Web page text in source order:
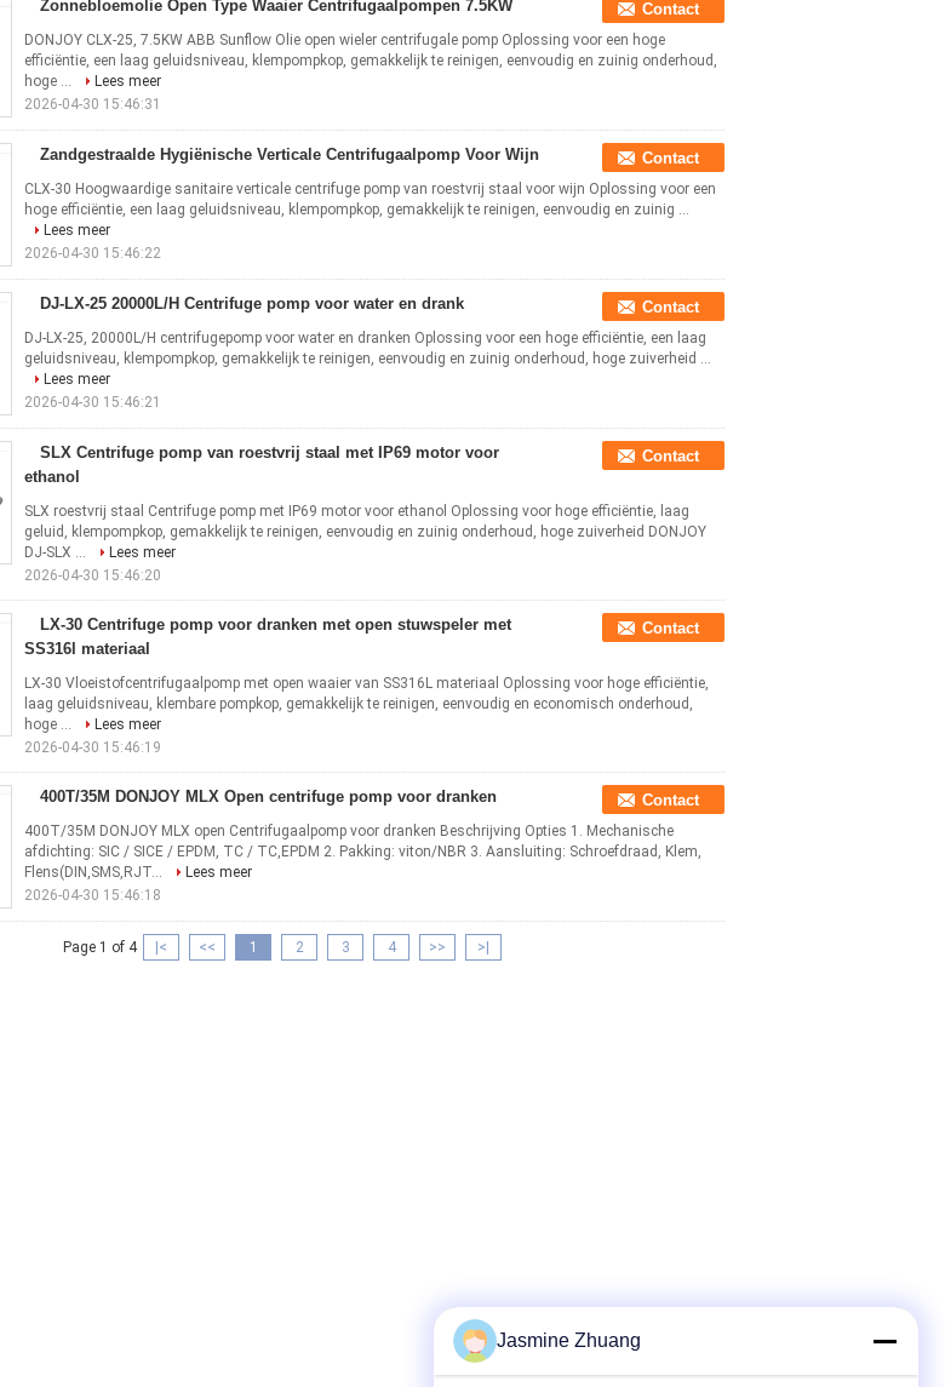
Zonnebloemolie Open Type Waaier Centrifugaalpompen 7.5KW Contact
DONJOY CLX-25, 7.5KW ABB Sunflow Olie open wieler centrifugale pomp Oplossing voor een hoge
efficiëntie, een laag geluidsniveau, klempompkop, gemakkelijk te reinigen, eenvoudig en zuinig onderhoud,
hoge ...
Lees meer
2026-04-30 15:46:31
Zandgestraalde Hygiënische Verticale Centrifugaalpomp Voor Wijn Contact
CLX-30 Hoogwaardige sanitaire verticale centrifuge pomp van roestvrij staal voor wijn Oplossing voor een
hoge efficiëntie, een laag geluidsniveau, klempompkop, gemakkelijk te reinigen, eenvoudig en zuinig ...
Lees meer
2026-04-30 15:46:22
DJ-LX-25 20000L/H Centrifuge pomp voor water en drank Contact
DJ-LX-25, 20000L/H centrifugepomp voor water en dranken Oplossing voor een hoge efficiëntie, een laag
geluidsniveau, klempompkop, gemakkelijk te reinigen, eenvoudig en zuinig onderhoud, hoge zuiverheid ...
Lees meer
2026-04-30 15:46:21
SLX Centrifuge pomp van roestvrij staal met IP69 motor voor
ethanol
Contact
SLX roestvrij staal Centrifuge pomp met IP69 motor voor ethanol Oplossing voor hoge efficiëntie, laag
geluid, klempompkop, gemakkelijk te reinigen, eenvoudig en zuinig onderhoud, hoge zuiverheid DONJOY
DJ-SLX ...
Lees meer
2026-04-30 15:46:20
LX-30 Centrifuge pomp voor dranken met open stuwspeler met
SS316l materiaal
Contact
LX-30 Vloeistofcentrifugaalpomp met open waaier van SS316L materiaal Oplossing voor hoge efficiëntie,
laag geluidsniveau, klembare pompkop, gemakkelijk te reinigen, eenvoudig en economisch onderhoud,
hoge ...
Lees meer
2026-04-30 15:46:19
400T/35M DONJOY MLX Open centrifuge pomp voor dranken Contact
400T/35M DONJOY MLX open Centrifugaalpomp voor dranken Beschrijving Opties 1. Mechanische
afdichting: SIC / SICE / EPDM, TC / TC,EPDM 2. Pakking: viton/NBR 3. Aansluiting: Schroefdraad, Klem,
Flens(DIN,SMS,RJT...
Lees meer
2026-04-30 15:46:18
Page 1 of 4 |< << 1 2 3 4 >> >|
Jasmine Zhuang